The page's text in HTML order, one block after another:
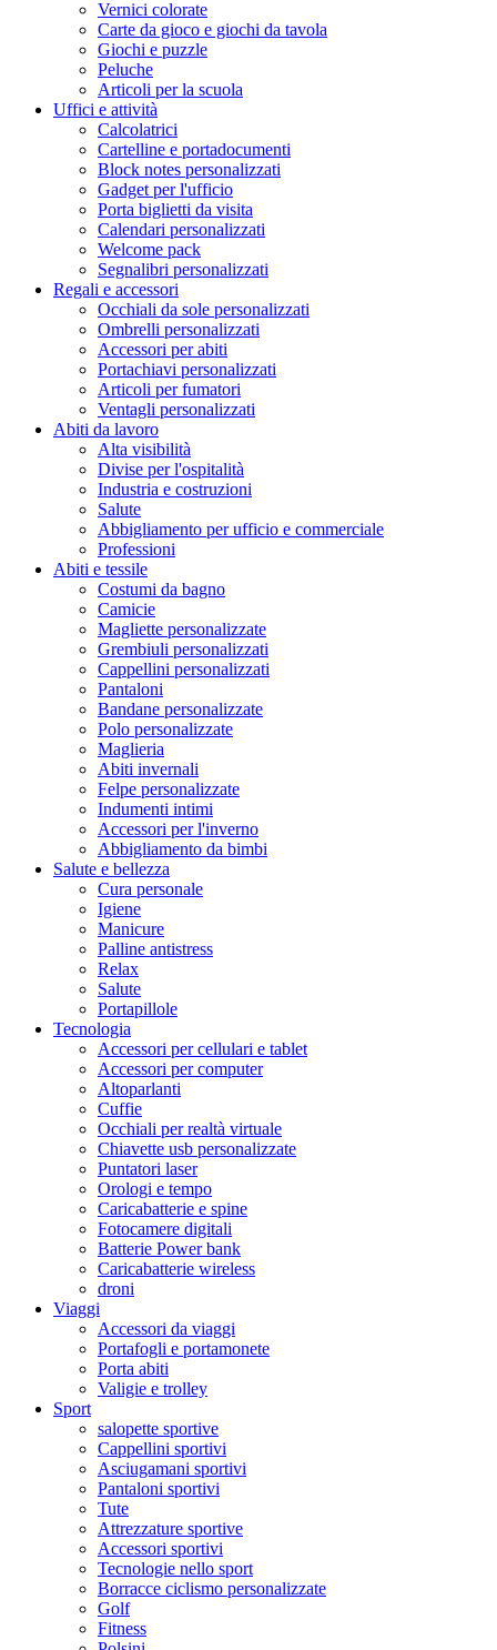
Vernici colorate
Carte da gioco e giochi da tavola
Giochi e puzzle
Peluche
Articoli per la scuola
Uffici e attività
Calcolatrici
Cartelline e portadocumenti
Block notes personalizzati
Gadget per l'ufficio
Porta biglietti da visita
Calendari personalizzati
Welcome pack
Segnalibri personalizzati
Regali e accessori
Occhiali da sole personalizzati
Ombrelli personalizzati
Accessori per abiti
Portachiavi personalizzati
Articoli per fumatori
Ventagli personalizzati
Abiti da lavoro
Alta visibilità
Divise per l'ospitalità
Industria e costruzioni
Salute
Abbigliamento per ufficio e commerciale
Professioni
Abiti e tessile
Costumi da bagno
Camicie
Magliette personalizzate
Grembiuli personalizzati
Cappellini personalizzati
Pantaloni
Bandane personalizzate
Polo personalizzate
Maglieria
Abiti invernali
Felpe personalizzate
Indumenti intimi
Accessori per l'inverno
Abbigliamento da bimbi
Salute e bellezza
Cura personale
Igiene
Manicure
Palline antistress
Relax
Salute
Portapillole
Tecnologia
Accessori per cellulari e tablet
Accessori per computer
Altoparlanti
Cuffie
Occhiali per realtà virtuale
Chiavette usb personalizzate
Puntatori laser
Orologi e tempo
Caricabatterie e spine
Fotocamere digitali
Batterie Power bank
Caricabatterie wireless
droni
Viaggi
Accessori da viaggi
Portafogli e portamonete
Porta abiti
Valigie e trolley
Sport
salopette sportive
Cappellini sportivi
Asciugamani sportivi
Pantaloni sportivi
Tute
Attrezzature sportive
Accessori sportivi
Tecnologie nello sport
Borracce ciclismo personalizzate
Golf
Fitness